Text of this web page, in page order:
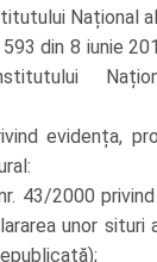
Național
din 8 iunie
evidența,
2000 privind
unor situri